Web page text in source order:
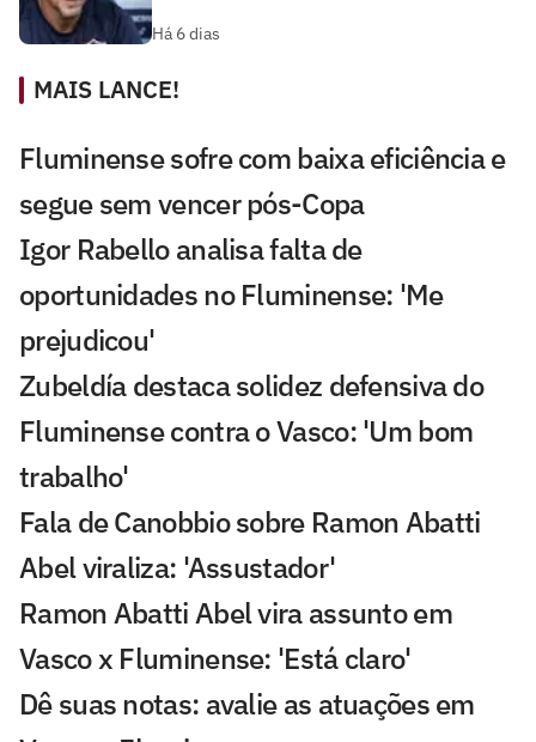
Há 6 dias
MAIS LANCE!
Fluminense sofre com baixa eficiência e
segue sem vencer pós-Copa
Igor Rabello analisa falta de
oportunidades no Fluminense: 'Me
prejudicou'
Zubeldía destaca solidez defensiva do
Fluminense contra o Vasco: 'Um bom
trabalho'
Fala de Canobbio sobre Ramon Abatti
Abel viraliza: 'Assustador'
Ramon Abatti Abel vira assunto em
Vasco x Fluminense: 'Está claro'
Dê suas notas: avalie as atuações em